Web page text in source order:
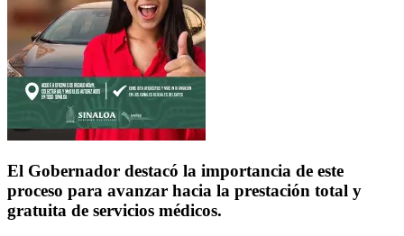
El Gobernador destacó la importancia de este
proceso para avanzar hacia la prestación total y
gratuita de servicios médicos.